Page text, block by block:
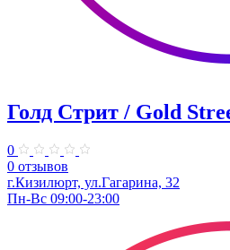
Голд Стрит / Gold
0
0 отзывов
г.Кизилюрт, ул.Гагарина, 32
Пн-Вс 09:00-23:00